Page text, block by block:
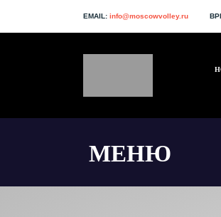
EMAIL: info@moscowvolley.ru
МЕНЮ